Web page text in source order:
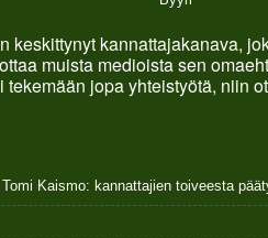
kannattajakanava,
muista medioista sen
tekemään jopa yhteistyötä, niin
Kaismo: kannattajien toiveesta